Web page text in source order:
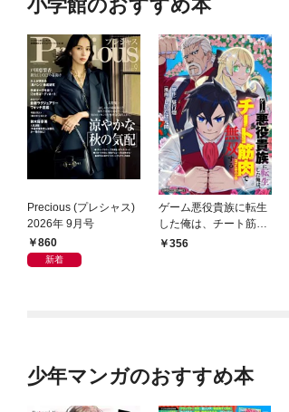
小学館のおすすめ本
Precious (プレシャス)
2026年 9月号
860
新着
ゲーム悪役貴族に転生
した俺は、チート筋肉
で無双する【単話】
356
少年マンガのおすすめ本